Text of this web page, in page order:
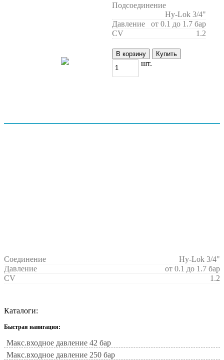
Подсоединение
Hy-Lok 3/4"
Давление
от 0.1 до 1.7 бар
CV
1.2
В корзину Купить
шт.
Соединение
Hy-Lok 3/4"
Давление
от 0.1 до 1.7 бар
CV
1.2
Каталоги:
Быстрая навигация:
Макс.входное давление 42 бар
Макс.входное давление 250 бар